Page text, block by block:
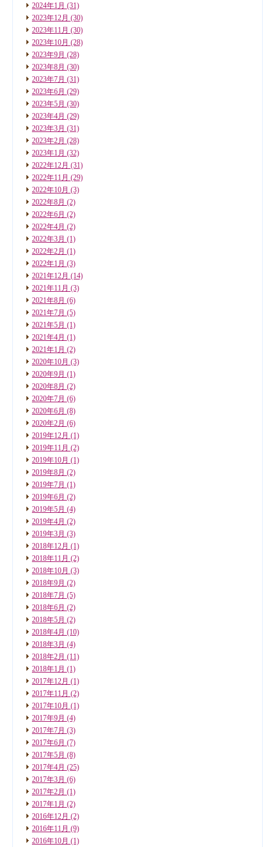
2024年1月 (31)
2023年12月 (30)
2023年11月 (30)
2023年10月 (28)
2023年9月 (28)
2023年8月 (30)
2023年7月 (31)
2023年6月 (29)
2023年5月 (30)
2023年4月 (29)
2023年3月 (31)
2023年2月 (28)
2023年1月 (32)
2022年12月 (31)
2022年11月 (29)
2022年10月 (3)
2022年8月 (2)
2022年6月 (2)
2022年4月 (2)
2022年3月 (1)
2022年2月 (1)
2022年1月 (3)
2021年12月 (14)
2021年11月 (3)
2021年8月 (6)
2021年7月 (5)
2021年5月 (1)
2021年4月 (1)
2021年1月 (2)
2020年10月 (3)
2020年9月 (1)
2020年8月 (2)
2020年7月 (6)
2020年6月 (8)
2020年2月 (6)
2019年12月 (1)
2019年11月 (2)
2019年10月 (1)
2019年8月 (2)
2019年7月 (1)
2019年6月 (2)
2019年5月 (4)
2019年4月 (2)
2019年3月 (3)
2018年12月 (1)
2018年11月 (2)
2018年10月 (3)
2018年9月 (2)
2018年7月 (5)
2018年6月 (2)
2018年5月 (2)
2018年4月 (10)
2018年3月 (4)
2018年2月 (11)
2018年1月 (1)
2017年12月 (1)
2017年11月 (2)
2017年10月 (1)
2017年9月 (4)
2017年7月 (3)
2017年6月 (7)
2017年5月 (8)
2017年4月 (25)
2017年3月 (6)
2017年2月 (1)
2017年1月 (2)
2016年12月 (2)
2016年11月 (9)
2016年10月 (1)